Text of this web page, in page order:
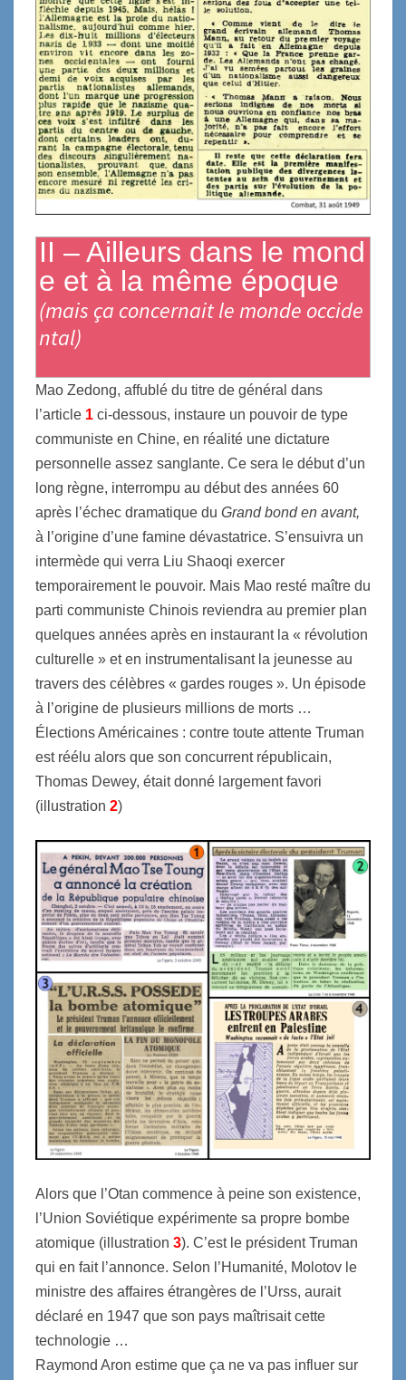
II – Ailleurs dans le mond
e et à la même époque
(mais ça concernait le monde occide
ntal)
Mao Zedong, affublé du titre de général dans
l’article 1 ci-dessous, instaure un pouvoir de type
communiste en Chine, en réalité une dictature
personnelle assez sanglante. Ce sera le début d’un
long règne, interrompu au début des années 60
après l’échec dramatique du Grand bond en avant,
à l’origine d’une famine dévastatrice. S’ensuivra un
intermède qui verra Liu Shaoqi exercer
temporairement le pouvoir. Mais Mao resté maître du
parti communiste Chinois reviendra au premier plan
quelques années après en instaurant la « révolution
culturelle » et en instrumentalisant la jeunesse au
travers des célèbres « gardes rouges ». Un épisode
à l’origine de plusieurs millions de morts …
Élections Américaines : contre toute attente Truman
est réélu alors que son concurrent républicain,
Thomas Dewey, était donné largement favori
(illustration 2)
Alors que l’Otan commence à peine son existence,
l’Union Soviétique expérimente sa propre bombe
atomique (illustration 3). C’est le président Truman
qui en fait l’annonce. Selon l’Humanité, Molotov le
ministre des affaires étrangères de l’Urss, aurait
déclaré en 1947 que son pays maîtrisait cette
technologie …
Raymond Aron estime que ça ne va pas influer sur